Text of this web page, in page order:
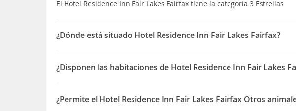
El Hotel Residence Inn Fair Lakes Fairfax tiene la categoría 3 Estrellas
¿Dónde está situado Hotel Residence Inn Fair Lakes Fairfax?
El Hotel Residence Inn Fair Lakes Fairfax está situado en 12815 Fair
¿Disponen las habitaciones de Hotel Residence Inn Fair Lakes
Sí, las habitaciones del Hotel Residence Inn Fair Lakes Fairfax disponen
¿Permite el Hotel Residence Inn Fair Lakes Fairfax Otros